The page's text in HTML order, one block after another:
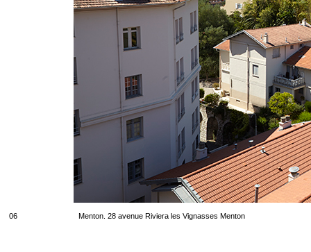
06 Menton. 28 avenue Riviera les Vignasses Menton